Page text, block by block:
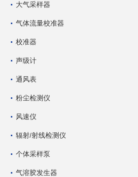
大气采样器
气体流量校准器
校准器
声级计
通风表
粉尘检测仪
风速仪
辐射/射线检测仪
个体采样泵
气溶胶发生器